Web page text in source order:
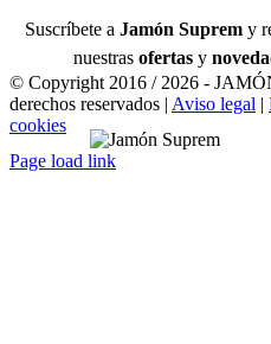
Suscríbete a Jamón Supremy
nuestras ofertas y
© Copyright 2016 / 2026 -
derechos reservados | Aviso legal |
cookies
Page load link